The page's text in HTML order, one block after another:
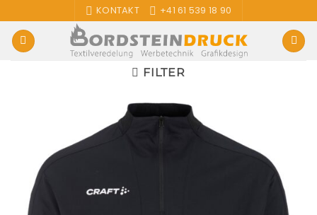
Inhalt
springen
KONTAKT +41 61 539 18 90
FILTER